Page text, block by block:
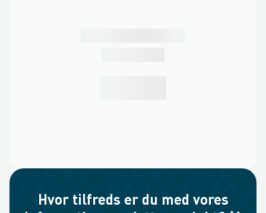
Hvor tilfreds er du med vores